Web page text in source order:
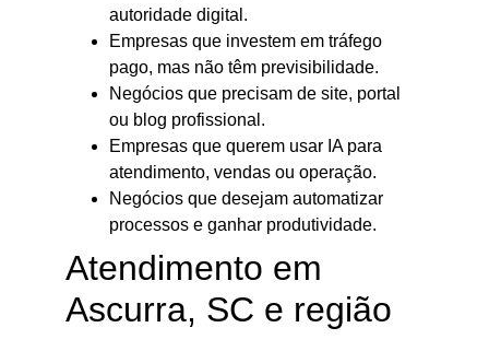
autoridade digital.
Empresas que investem em tráfego
pago, mas não têm previsibilidade.
Negócios que precisam de site, portal
ou blog profissional.
Empresas que querem usar IA para
atendimento, vendas ou operação.
Negócios que desejam automatizar
processos e ganhar produtividade.
Atendimento em
Ascurra, SC e região